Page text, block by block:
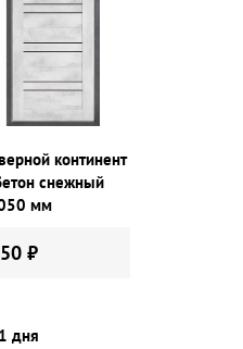
континент
снежный
мм
₽
дня